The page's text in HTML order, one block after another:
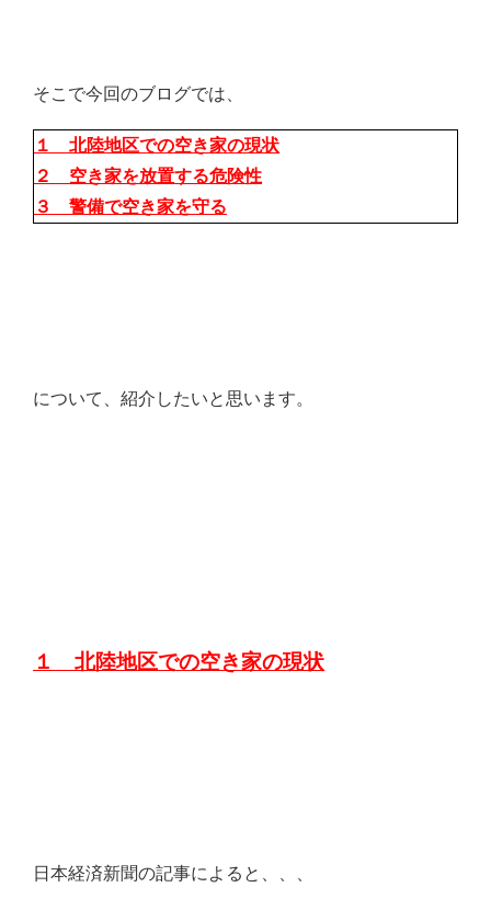
そこで今回のブログでは、
１ 北陸地区での空き家の現状
２ 空き家を放置する危険性
３ 警備で空き家を守る
について、紹介したいと思います。
１ 北陸地区での空き家の現状
日本経済新聞の記事によると、、、